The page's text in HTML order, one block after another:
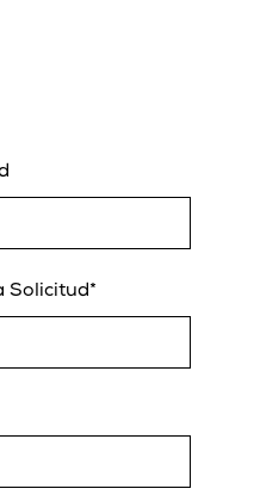
Solicitud*